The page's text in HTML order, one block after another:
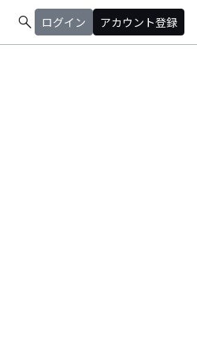
search ログイン アカウント登録